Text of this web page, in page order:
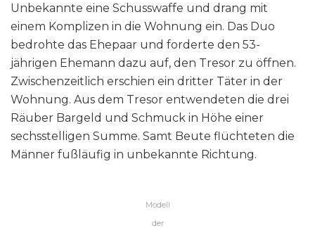
Unbekannte eine Schusswaffe und drang mit
einem Komplizen in die Wohnung ein. Das Duo
bedrohte das Ehepaar und forderte den 53-
jährigen Ehemann dazu auf, den Tresor zu öffnen.
Zwischenzeitlich erschien ein dritter Täter in der
Wohnung. Aus dem Tresor entwendeten die drei
Räuber Bargeld und Schmuck in Höhe einer
sechsstelligen Summe. Samt Beute flüchteten die
Männer fußläufig in unbekannte Richtung.
Modell
der